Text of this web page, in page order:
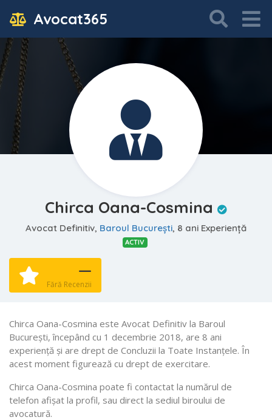
Avocat365
Chirca Oana-Cosmina
Avocat Definitiv, Baroul Bucureşti, 8 ani Experiență
ACTIV
—
Fără Recenzii
Chirca Oana-Cosmina este Avocat Definitiv la Baroul
Bucureşti, începând cu 1 decembrie 2018, are 8 ani
experiență și are drept de Concluzii la Toate Instanţele. În
acest moment figurează cu drept de exercitare.
Chirca Oana-Cosmina poate fi contactat la numărul de
telefon afișat la profil, sau direct la sediul biroului de
avocatură.